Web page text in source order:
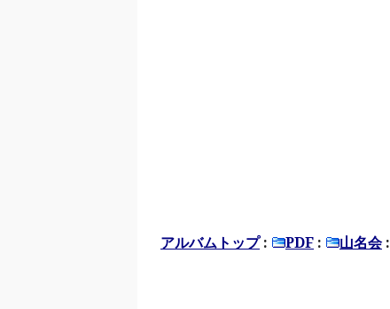
アルバムトップ: PDF : 山名会: